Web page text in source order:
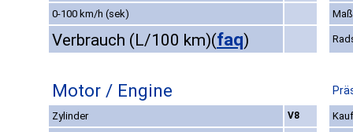
0-100 km/h (sek)
Verbrauch (L/100 km)(faq)
Motor / Engine
Zylinder V8